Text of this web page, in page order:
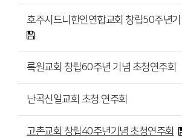
호주시드니한인연합교회 창립50주년기
록원교회 창립60주년 기념 초청연주회
난곡신일교회 초청 연주회
고촌교회 창립40주년기념 초청연주회